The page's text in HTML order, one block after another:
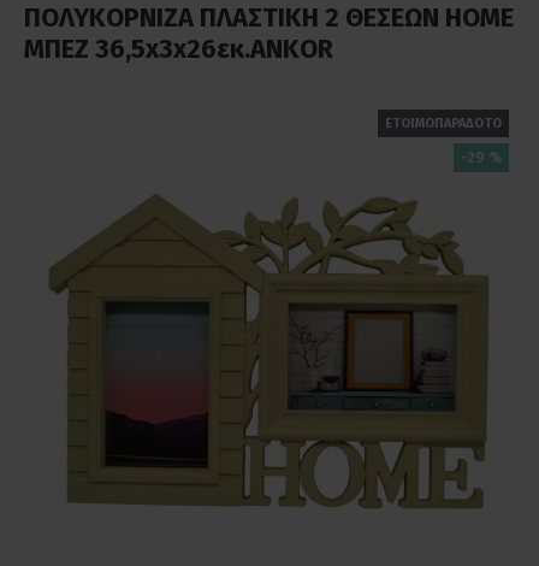
ΠΟΛΥΚΟΡΝΙΖΑ ΠΛΑΣΤΙΚΗ 2 ΘΕΣΕΩΝ HOME
ΜΠΕΖ 36,5x3x26εκ.ANKOR
ΕΤΟΙΜΟΠΑΡΑΔΟΤΟ
-29 %